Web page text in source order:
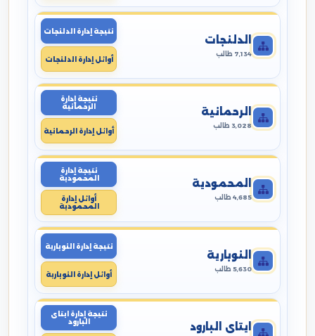
الدلنجات
7,134 طالب
نتيجة إدارة الدلنجات
أوائل إدارة الدلنجات
الرحمانية
3,028 طالب
نتيجة إدارة
الرحمانية
أوائل إدارة الرحمانية
المحمودية
4,685 طالب
نتيجة إدارة
المحمودية
أوائل إدارة
المحمودية
النوبارية
5,630 طالب
نتيجة إدارة النوبارية
أوائل إدارة النوبارية
ايتاى البارود
نتيجة إدارة ايتاى
البارود